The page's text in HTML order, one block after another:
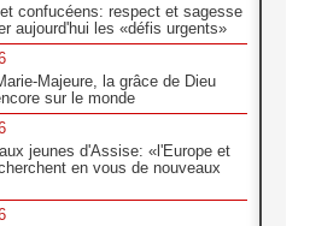
confucéens: respect et sagesse
aujourd'hui les «défis urgents»
Majeure, la grâce de Dieu
sur le monde
jeunes d'Assise: «l'Europe et
en vous de nouveaux